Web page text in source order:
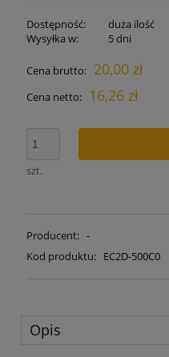
Dostępność:
duża ilość
Wysyłka w:
5 dni
Cena brutto: 20,00 zł
Cena netto: 16,26 zł
szt.
Producent: -
Kod produktu: EC2D-500C0
Opis